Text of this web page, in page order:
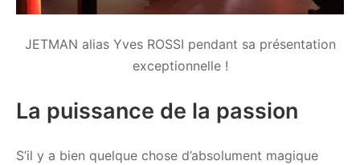
JETMAN alias Yves ROSSI pendant sa présentation
exceptionnelle !
La puissance de la passion
S’il y a bien quelque chose d’absolument magique